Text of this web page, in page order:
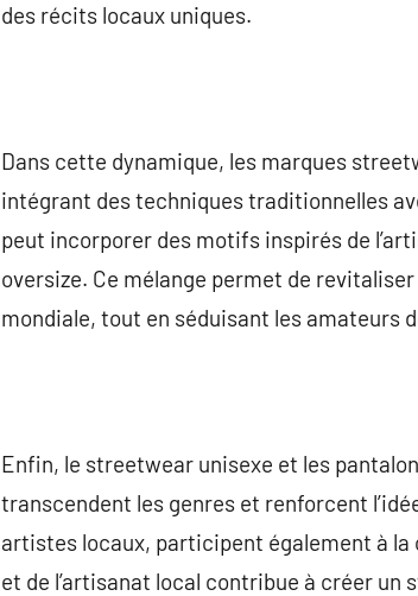
des récits locaux uniques.
Dans cette dynamique, les marques
intégrant des techniques traditionnelles
peut incorporer des motifs inspirés de
oversize. Ce mélange permet de
mondiale, tout en séduisant les amateurs
Enfin, le streetwear unisexe et les
transcendent les genres et renforcent
artistes locaux, participent également à la
et de l’artisanat local contribue à créer